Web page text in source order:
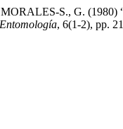
S., G.
, 6(1-2), pp.